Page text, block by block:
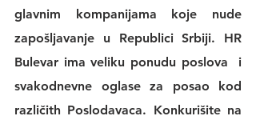
glavnim kompanijama koje nude
zapošljavanje u Republici Srbiji. HR
Bulevar ima veliku ponudu poslova
  i
svakodnevne oglase za posao kod